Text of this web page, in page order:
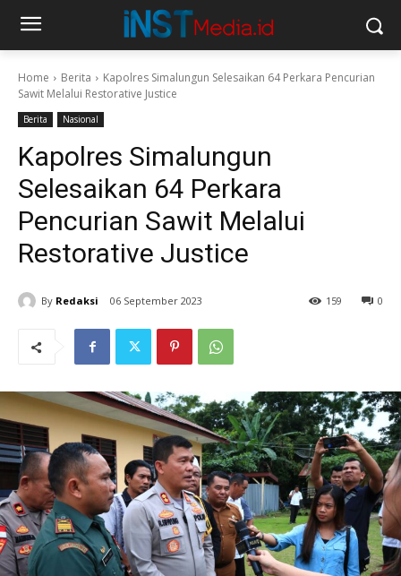
Home Berita
Kapolres Simalungun Selesaikan 64 Perkara Pencurian
Sawit Melalui Restorative Justice
Berita Nasional
Kapolres Simalungun
Selesaikan 64 Perkara
Pencurian Sawit Melalui
Restorative Justice
By Redaksi 06 September 2023 0
159